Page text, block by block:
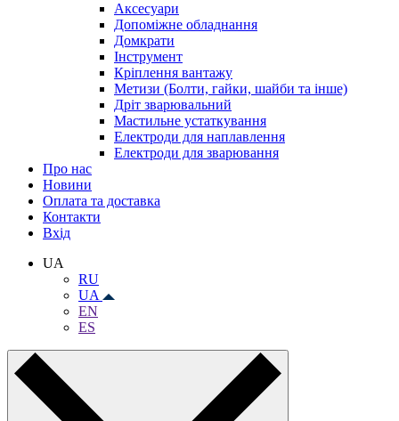
Аксесуари
Допоміжне обладнання
Домкрати
Інструмент
Кріплення вантажу
Метизи (Болти, гайки, шайби та інше)
Дріт зварювальний
Мастильне устаткування
Електроди для наплавлення
Електроди для зварювання
Про нас
Новини
Оплата та доставка
Контакти
Вхiд
UA
RU
UA
EN
ES